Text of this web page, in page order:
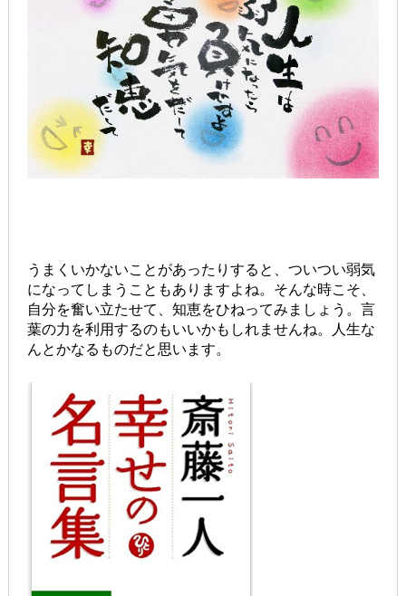
うまくいかないことがあったりすると、ついつい弱気
になってしまうこともありますよね。そんな時こそ、
自分を奮い立たせて、知恵をひねってみましょう。言
葉の力を利用するのもいいかもしれませんね。人生な
んとかなるものだと思います。